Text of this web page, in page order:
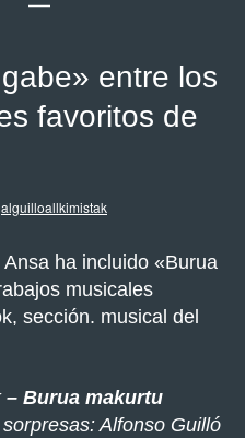
entre los
favoritos de
alguilloallkimistak
ha incluido «Burua
musicales
sección. musical del
Burua makurtu
Alfonso Guilló